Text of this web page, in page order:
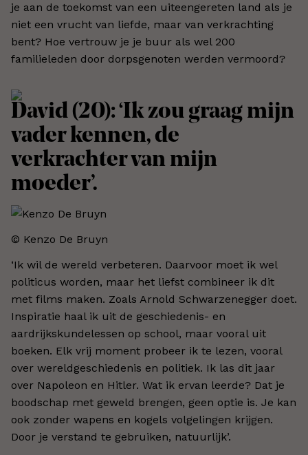
je aan de toekomst van een uiteengereten land als je
niet een vrucht van liefde, maar van verkrachting
bent? Hoe vertrouw je je buur als wel 200
familieleden door dorpsgenoten werden vermoord?
David (20): ‘Ik zou graag mijn
vader kennen, de
verkrachter van mijn
moeder’.
© Kenzo De Bruyn
‘Ik wil de wereld verbeteren. Daarvoor moet ik wel
politicus worden, maar het liefst combineer ik dit
met films maken. Zoals Arnold Schwarzenegger doet.
Inspiratie haal ik uit de geschiedenis- en
aardrijkskundelessen op school, maar vooral uit
boeken. Elk vrij moment probeer ik te lezen, vooral
over wereldgeschiedenis en politiek. Ik las dit jaar
over Napoleon en Hitler. Wat ik ervan leerde? Dat je
boodschap met geweld brengen, geen optie is. Je kan
ook zonder wapens en kogels volgelingen krijgen.
Door je verstand te gebruiken, natuurlijk’.